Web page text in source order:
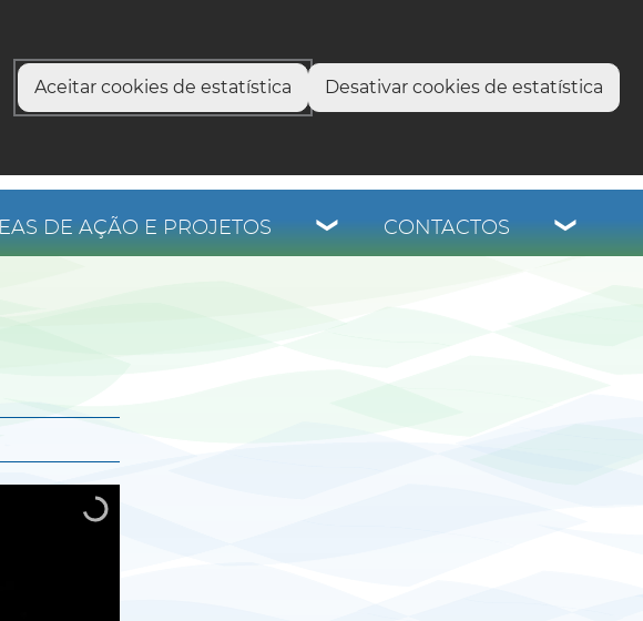
Aceitar cookies de estatística Desativar cookies de estatística
DE AÇÃO E PROJETOS CONTACTOS